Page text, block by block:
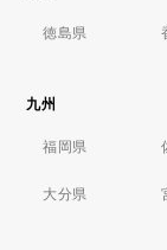
徳島県
九州
福岡県
大分県